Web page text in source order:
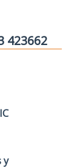
423662
y